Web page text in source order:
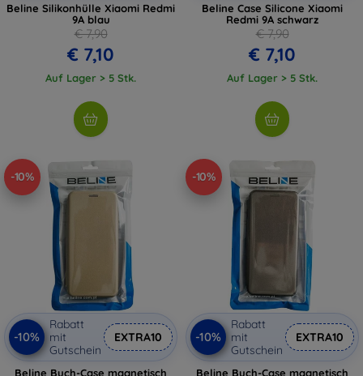
Beline Silikonhülle Xiaomi Redmi
9A blau
€ 7,90
€ 7,10
Auf Lager > 5 Stk.
Beline Case Silicone Xiaomi
Redmi 9A schwarz
€ 7,90
€ 7,10
Auf Lager > 5 Stk.
-10%
-10%
Rabatt
mit
Gutschein
EXTRA10
Beline Buch-Case magnetisch
-10%
-10%
Rabatt
mit
Gutschein
EXTRA10
Beline Buch-Case magnetisch